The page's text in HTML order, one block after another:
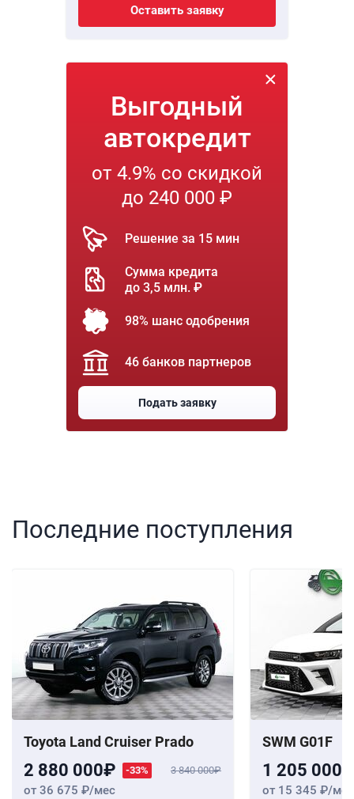
Оставить заявку
Выгодный
автокредит
от 4.9% со скидкой
до 240 000 ₽
Решение за 15 мин
Сумма кредита
до 3,5 млн. ₽
98% шанс одобрения
46 банков партнеров
Подать заявку
Последние поступления
Toyota Land Cruiser Prado
2 880 000 -33% 3 840 000
от 36 675 /мес
SWM G01F
1 205 000
от 15 345 /мес